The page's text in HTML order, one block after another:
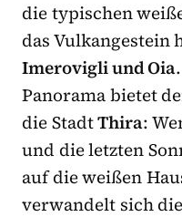
die typischen
das
Imerovigli und Oia
Panorama bietet
die StadtThira:
und die letzten
auf die weißen
verwandelt sich